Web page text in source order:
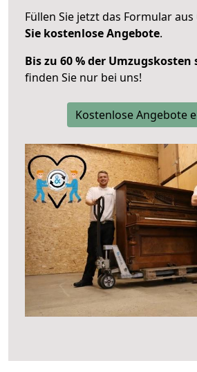
Füllen Sie jetzt das Formular aus
Sie kostenlose Angebote.
Bis zu 60 % der Umzugskosten
finden Sie nur bei uns!
Kostenlose Angebote